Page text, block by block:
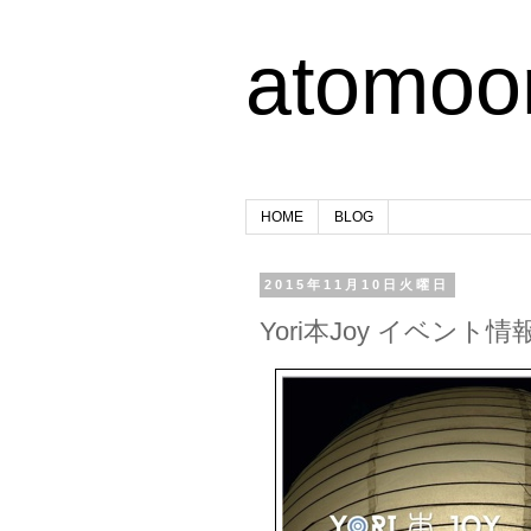
HOME BLOG
2015年11月10日火曜日
Yori本Joy イベント情